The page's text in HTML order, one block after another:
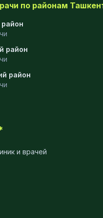
по районам
район
район
и врачей